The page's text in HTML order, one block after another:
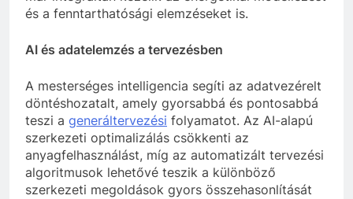
és a fenntarthatósági elemzéseket is.
AI és adatelemzés a tervezésben
A mesterséges intelligencia segíti az adatvezérelt
döntéshozatalt, amely gyorsabbá és pontosabbá
teszi a generáltervezési folyamatot. Az AI-alapú
szerkezeti optimalizálás csökkenti az
anyagfelhasználást, míg az automatizált tervezési
algoritmusok lehetővé teszik a különböző
szerkezeti megoldások gyors összehasonlítását